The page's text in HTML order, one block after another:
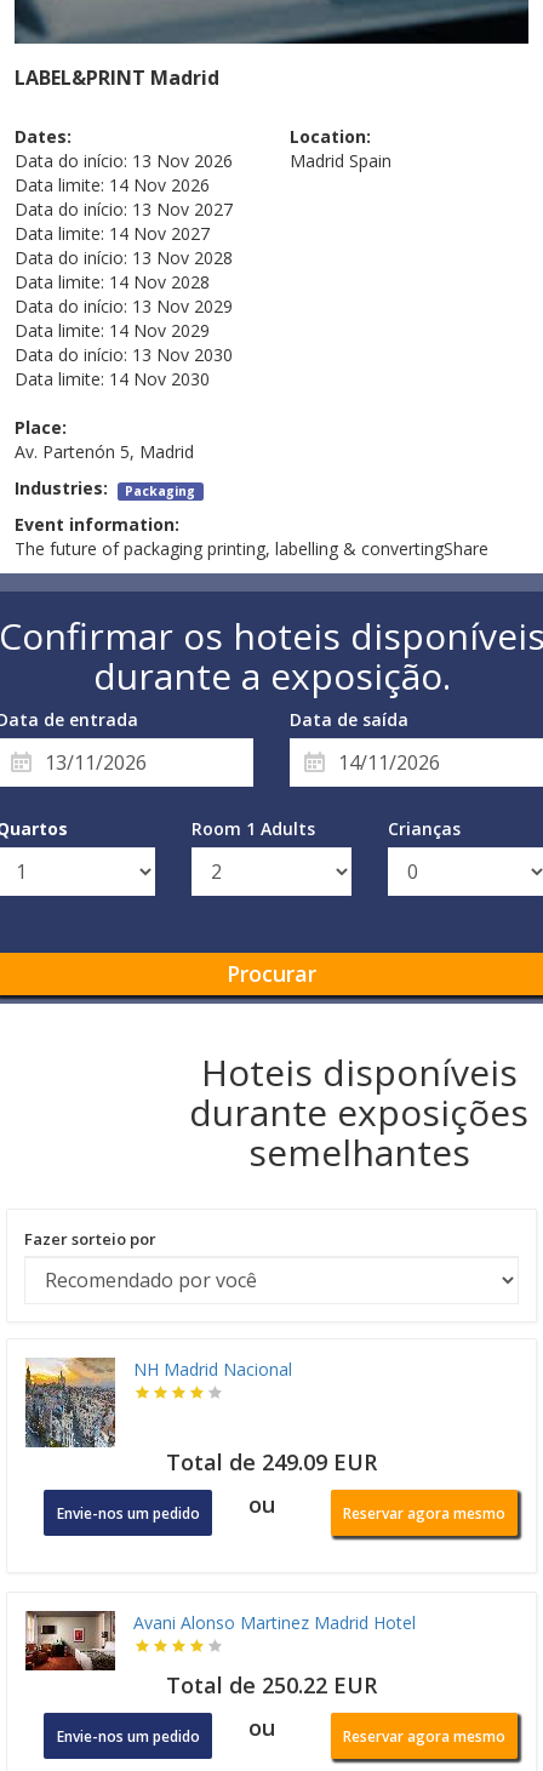
LABEL&PRINT Madrid
Dates:
Data do início: 13 Nov 2026
Data limite: 14 Nov 2026
Data do início: 13 Nov 2027
Data limite: 14 Nov 2027
Data do início: 13 Nov 2028
Data limite: 14 Nov 2028
Data do início: 13 Nov 2029
Data limite: 14 Nov 2029
Data do início: 13 Nov 2030
Data limite: 14 Nov 2030
Location:
Madrid Spain
Place:
Av. Partenón 5, Madrid
Industries: Packaging
Event information:
The future of packaging printing, labelling & convertingShare
os hoteis
durante a exposição.
de entrada Data de saída
Room 1 Adults Crianças
Procurar
Hoteis disponíveis
durante exposições
semelhantes
Fazer sorteio por
NH Madrid Nacional
Total de 249.09 EUR
Envie-nos um pedido ou Reservar agora mesmo
Avani Alonso Martinez Madrid Hotel
Total de 250.22 EUR
Envie-nos um pedido ou Reservar agora mesmo